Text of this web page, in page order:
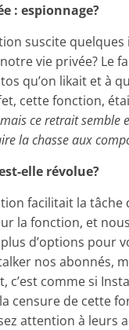
: espionnage?
suscite
vie privée? Le
qu’on likait et à
cette fonction,
ce retrait semble
la chasse aux
elle révolue?
facilitait la tâche
la fonction, et
plus d’options
nos abonnés,
c’est comme si
censure de cette
attention à leurs